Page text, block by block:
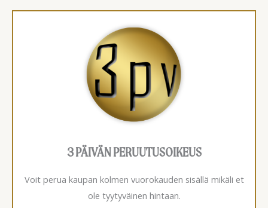
3 PÄIVÄN PERUUTUSOIKEUS
Voit perua kaupan kolmen vuorokauden sisällä mikäli et
ole tyytyväinen hintaan.